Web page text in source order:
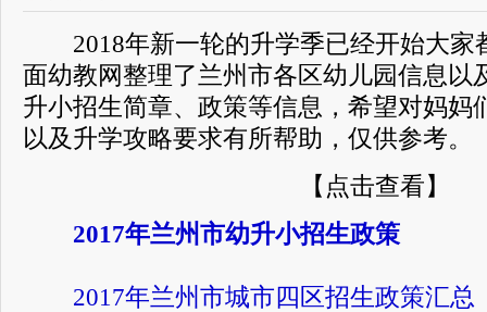
2018年新一轮的升学季已经开始大家
面幼教网整理了兰州市各区幼儿园信息以
升小招生简章、政策等信息，希望对妈妈
以及升学攻略要求有所帮助，仅供参考。
【点击查看】
2017年兰州市幼升小招生政策
2017年兰州市城市四区招生政策汇总